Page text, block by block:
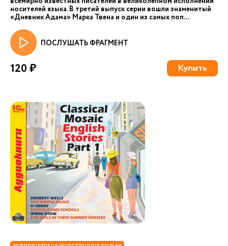
носителей языка. В третий выпуск серии вошли знаменитый
«Дневник Адама» Марка Твена и один из самых поп...
ПОСЛУШАТЬ ФРАГМЕНТ
120 ₽ Купить